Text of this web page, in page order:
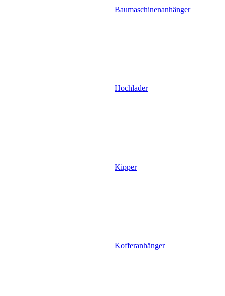
Baumaschinenanhänger
Hochlader
Kipper
Kofferanhänger